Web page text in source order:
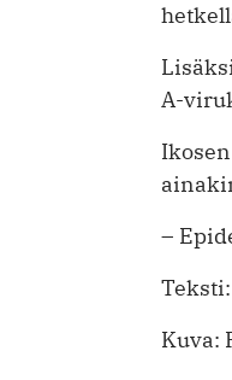
A-
–
Kuva: